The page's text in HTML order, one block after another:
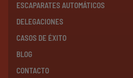
ESCAPARATES AUTOMÁTICOS
DELEGACIONES
CASOS DE ÉXITO
BLOG
CONTACTO